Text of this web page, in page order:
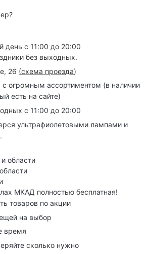
день с 11:00 до 20:00
без выходных.
26 (схема проезда)
огромным ассортиментом (в наличии
есть на сайте)
с 11:00 до 20:00
ультрафиолетовыми лампами и
МКАД полностью бесплатная!
товаров по акции
на выбор
время
сколько нужно